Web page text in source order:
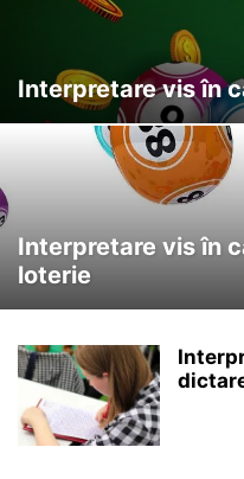
Interpretare vis în
Interpretare vis în
loterie